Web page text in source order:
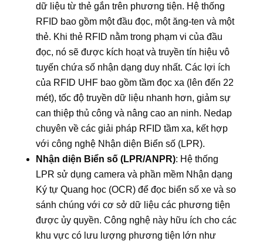
dữ liệu từ thẻ gắn trên phương tiện. Hệ thống
RFID bao gồm một đầu đọc, một ăng-ten và một
thẻ. Khi thẻ RFID nằm trong phạm vi của đầu
đọc, nó sẽ được kích hoạt và truyền tín hiệu vô
tuyến chứa số nhận dạng duy nhất. Các lợi ích
của RFID UHF bao gồm tầm đọc xa (lên đến 22
mét), tốc độ truyền dữ liệu nhanh hơn, giảm sự
can thiệp thủ công và nâng cao an ninh. Nedap
chuyên về các giải pháp RFID tầm xa, kết hợp
với công nghệ Nhận diện Biển số (LPR).
Nhận diện Biển số (LPR/ANPR): Hệ thống
LPR sử dụng camera và phần mềm Nhận dạng
Ký tự Quang học (OCR) để đọc biển số xe và so
sánh chúng với cơ sở dữ liệu các phương tiện
được ủy quyền. Công nghệ này hữu ích cho các
khu vực có lưu lượng phương tiện lớn như